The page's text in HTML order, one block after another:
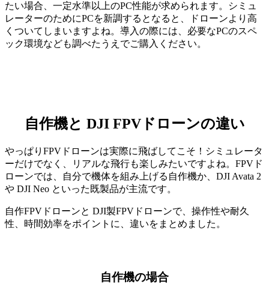
たい場合、一定水準以上のPC性能が求められます。シミュ
レーターのためにPCを新調するとなると、ドローンより高
くついてしまいますよね。導入の際には、必要なPCのスペ
ック環境なども調べたうえでご購入ください。
自作機と DJI FPVドローンの違い
やっぱりFPVドローンは実際に飛ばしてこそ！シミュレータ
ーだけでなく、リアルな飛行も楽しみたいですよね。FPVド
ローンでは、自分で機体を組み上げる自作機か、DJI Avata 2
や DJI Neo といった既製品が主流です。
自作FPVドローンと DJI製FPVドローンで、操作性や耐久
性、時間効率をポイントに、違いをまとめました。
自作機の場合